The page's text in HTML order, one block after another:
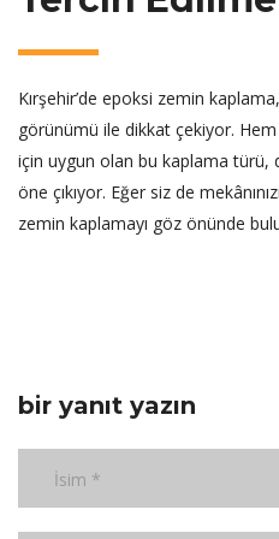
Kırşehir’de epoksi zemin
görünümü ile dikkat çekiyor.
için uygun olan bu kaplama türü,
öne çıkıyor. Eğer siz de
zemin kaplamayı göz önünde
bir yanıt yazın